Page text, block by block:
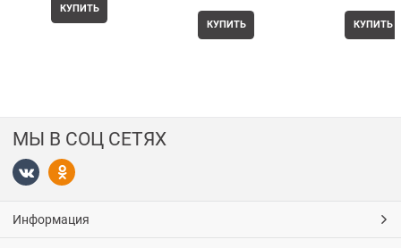
КУПИТЬ
КУПИТЬ КУПИТЬ
МЫ В СОЦ СЕТЯХ
Информация